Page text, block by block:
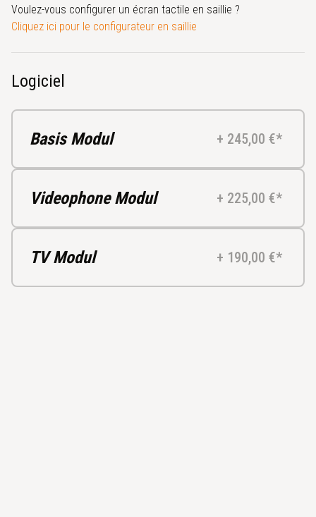
Voulez-vous configurer un écran tactile en saillie ?
Cliquez ici pour le configurateur en saillie
Logiciel
Basis Modul + 245,00 €*
Videophone Modul + 225,00 €*
TV Modul + 190,00 €*